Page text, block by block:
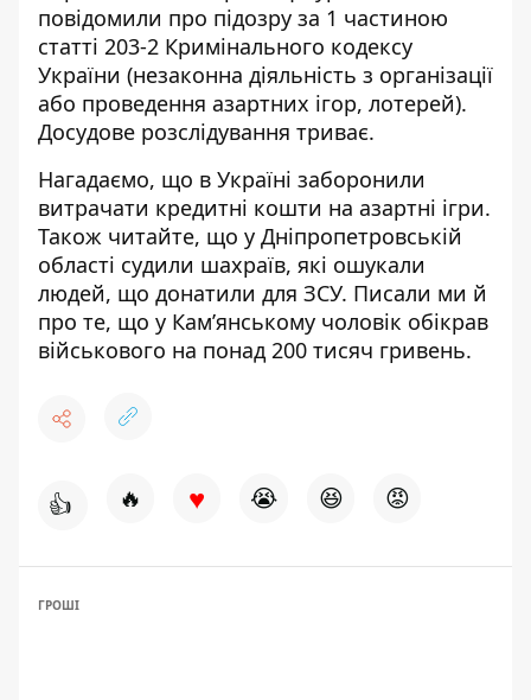
повідомили про підозру за 1 частиною
статті 203-2 Кримінального кодексу
України (незаконна діяльність з організації
або проведення азартних ігор, лотерей).
Досудове розслідування триває.
Нагадаємо, що в Україні заборонили
витрачати кредитні кошти на азартні ігри.
Також читайте, що у Дніпропетровській
області судили шахраїв, які ошукали
людей, що донатили для ЗСУ. Писали ми й
про те, що у Кам’янському чоловік обікрав
військового на понад 200 тисяч гривень.
👍 🔥 ♥ 😭 😆 😡
ГРОШІ